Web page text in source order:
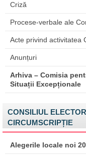
Criză
Procese-verbale ale
Acte privind activitatea
Anunțuri
Arhiva – Comisia
Situații Excepționale
CONSILIUL
CIRCUMSCRIPȚIE
Alegerile locale noi